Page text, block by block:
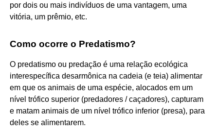
por dois ou mais indivíduos de uma vantagem, uma
vitória, um prêmio, etc.
Como ocorre o Predatismo?
O predatismo ou predação é uma relação ecológica
interespecífica desarmônica na cadeia (e teia) alimentar
em que os animais de uma espécie, alocados em um
nível trófico superior (predadores / caçadores), capturam
e matam animais de um nível trófico inferior (presa), para
deles se alimentarem.